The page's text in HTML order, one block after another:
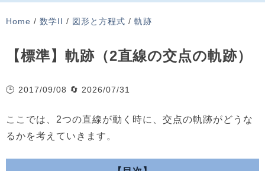
Home / 数学II / 図形と方程式 / 軌跡
【標準】軌跡（2直線の交点の軌跡）
🕒 2017/09/08 🔄 2026/07/31
ここでは、2つの直線が動く時に、交点の軌跡がどうな
るかを考えていきます。